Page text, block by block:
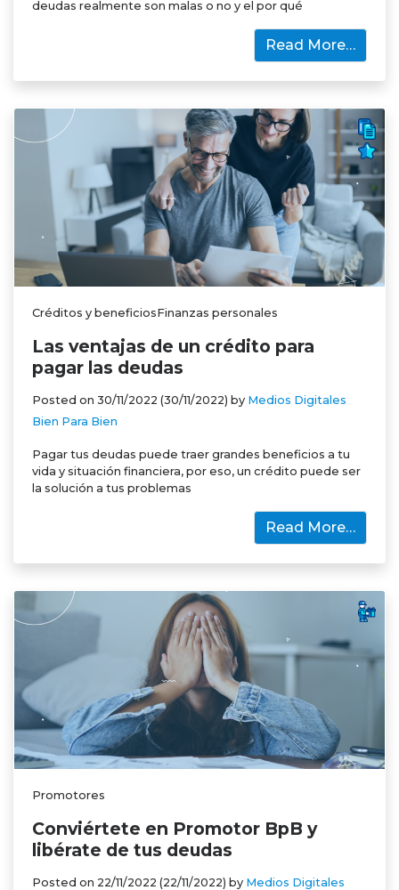
deudas realmente son malas o no y el por qué
Read More…
Créditos y beneficiosFinanzas personales
Las ventajas de un crédito para
pagar las deudas
Posted on 30/11/2022 (30/11/2022) by Medios Digitales
Bien Para Bien
Pagar tus deudas puede traer grandes beneficios a tu
vida y situación financiera, por eso, un crédito puede ser
la solución a tus problemas
Read More…
Promotores
Conviértete en Promotor BpB y
libérate de tus deudas
Posted on 22/11/2022 (22/11/2022) by Medios Digitales